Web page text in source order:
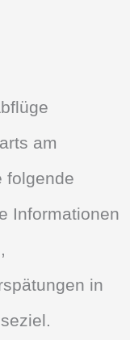
am
folgende
Informationen
in